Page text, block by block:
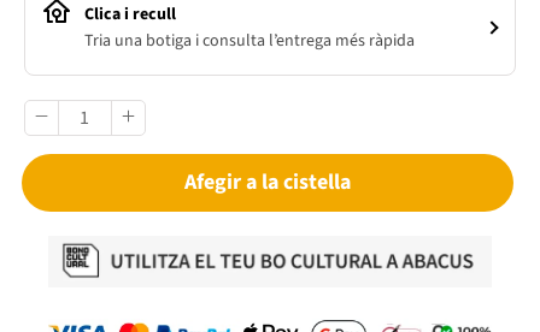
Clica i recull
Tria una botiga i consulta l’entrega més ràpida
Afegir a la cistella